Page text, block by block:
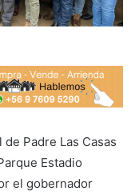
Padre Las Casas
Estadio
el gobernador